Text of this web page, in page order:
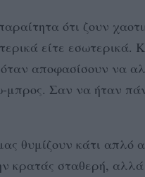
ότι ζουν
είτε εσωτερικά.
αποφασίσουν να
Σαν να ήταν
θυμίζουν κάτι απλό
κρατάς σταθερή,